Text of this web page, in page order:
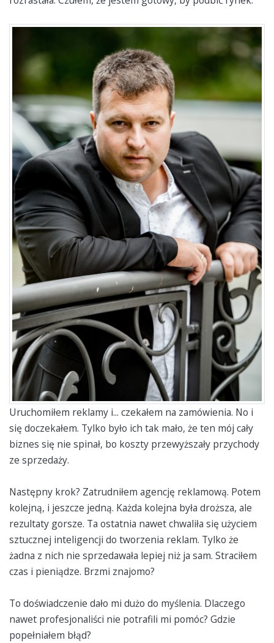
Uruchomiłem reklamy i... czekałem na zamówienia. No i
się doczekałem. Tylko było ich tak mało, że ten mój cały
biznes się nie spinał, bo koszty przewyższały przychody
ze sprzedaży.
Następny krok? Zatrudniłem agencję reklamową. Potem
kolejną, i jeszcze jedną. Każda kolejna była droższa, ale
rezultaty gorsze. Ta ostatnia nawet chwaliła się użyciem
sztucznej inteligencji do tworzenia reklam. Tylko że
żadna z nich nie sprzedawała lepiej niż ja sam. Straciłem
czas i pieniądze. Brzmi znajomo?
To doświadczenie dało mi dużo do myślenia. Dlaczego
nawet profesjonaliści nie potrafili mi pomóc? Gdzie
popełniałem błąd?